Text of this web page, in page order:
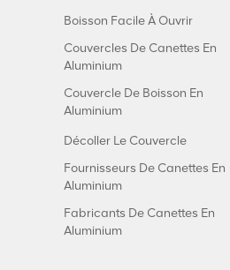
Boisson Facile À Ouvrir
Couvercles De Canettes En
Aluminium
Couvercle De Boisson En
Aluminium
Décoller Le Couvercle
Fournisseurs De Canettes En
Aluminium
Fabricants De Canettes En
Aluminium